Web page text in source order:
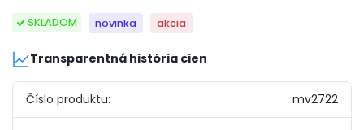
SKLADOM novinka akcia
Transparentná história cien
Číslo produktu: mv2722